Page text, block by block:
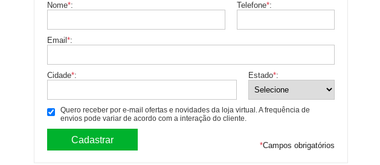
Nome*: Telefone*:
Email *:
Cidade*: Estado*:
Quero receber por e-mail ofertas e novidades da loja virtual. A frequência de
envios pode variar de acordo com a interação do cliente.
*Campos obrigatórios